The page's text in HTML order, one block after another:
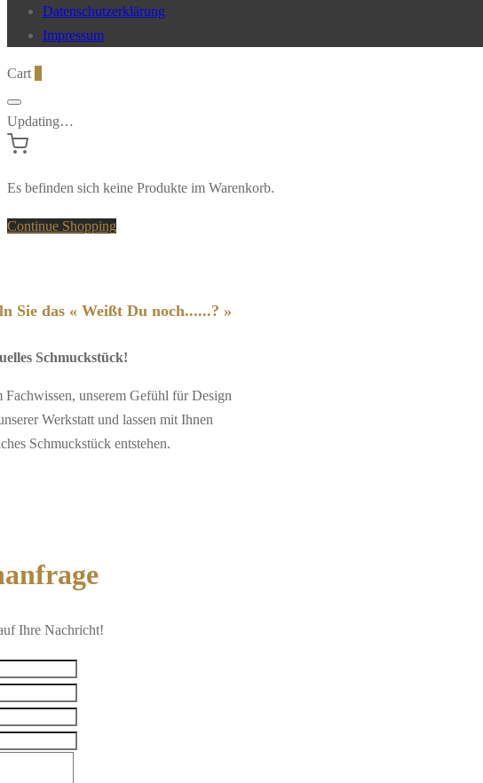
Datenschutzerklärung
Impressum
Cart
Updating…
Es befinden sich keine Produkte im Warenkorb.
Continue Shopping
Sie das « Weißt Du noch......? »
Schmuckstück!
unserem Gefühl für Design
Werkstatt und lassen mit Ihnen
Schmuckstück entstehen.
Ihre Nachricht!